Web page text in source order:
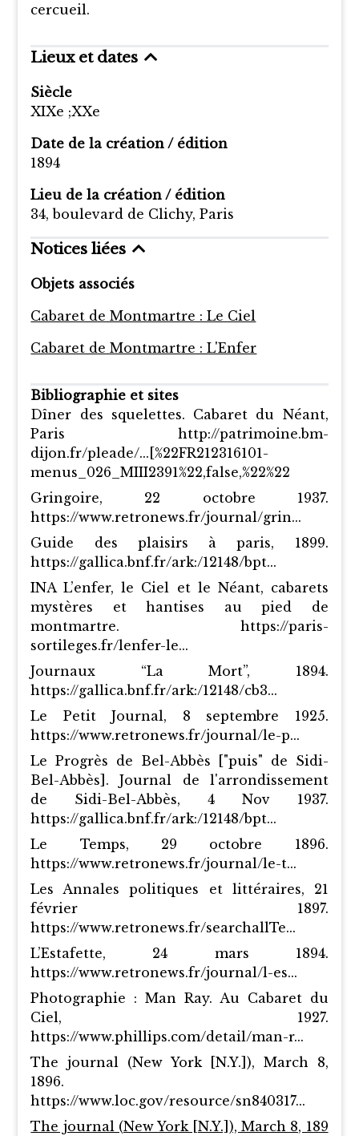
cercueil.
Lieux et dates
Siècle
XIXe XXe
Date de la création / édition
1894
Lieu de la création / édition
34, boulevard de Clichy, Paris
Notices liées
Objets associés
Cabaret de Montmartre : Le Ciel
Cabaret de Montmartre : L'Enfer
Bibliographie et sites
Dîner des squelettes. Cabaret du Néant,
Paris http://patrimoine.bm-
dijon.fr/pleade/...[%22FR212316101-
menus_026_MIII2391%22,false,%22%22
Gringoire, 22 octobre 1937.
https://www.retronews.fr/journal/grin...
Guide des plaisirs à paris, 1899.
https://gallica.bnf.fr/ark:/12148/bpt...
INA L’enfer, le Ciel et le Néant, cabarets
mystères et hantises au pied de
montmartre. https://paris-
sortileges.fr/lenfer-le...
Journaux “La Mort”, 1894.
https://gallica.bnf.fr/ark:/12148/cb3...
Le Petit Journal, 8 septembre 1925.
https://www.retronews.fr/journal/le-p...
Le Progrès de Bel-Abbès ["puis" de Sidi-
Bel-Abbès]. Journal de l'arrondissement
de Sidi-Bel-Abbès, 4 Nov 1937.
https://gallica.bnf.fr/ark:/12148/bpt...
Le Temps, 29 octobre 1896.
https://www.retronews.fr/journal/le-t...
Les Annales politiques et littéraires, 21
février 1897.
https://www.retronews.fr/searchallTe...
L’Estafette, 24 mars 1894.
https://www.retronews.fr/journal/l-es...
Photographie : Man Ray. Au Cabaret du
Ciel, 1927.
https://www.phillips.com/detail/man-r...
The journal (New York [N.Y.]), March 8,
1896.
https://www.loc.gov/resource/sn840317...
The journal (New York [N.Y.]), March 8, 189